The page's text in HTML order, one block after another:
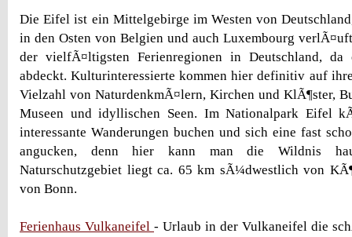
Die Eifel ist ein Mittelgebirge im Westen von
in den Osten von Belgien und auch Luxembourg
der vielfÃ¤ltigsten Ferienregionen in Deutschland, da
abdeckt. Kulturinteressierte kommen hier definitiv auf
Vielzahl von NaturdenkmÃ¤lern, Kirchen und KlÃ¶ster,
Museen und idyllischen Seen. Im Nationalpark Eifel
interessante Wanderungen buchen und sich eine fast
angucken, denn hier kann man die Wildnis
Naturschutzgebiet liegt ca. 65 km sÃ¼dwestlich von
von Bonn.
Ferienhaus Vulkaneifel - Urlaub in der Vulkaneifel die